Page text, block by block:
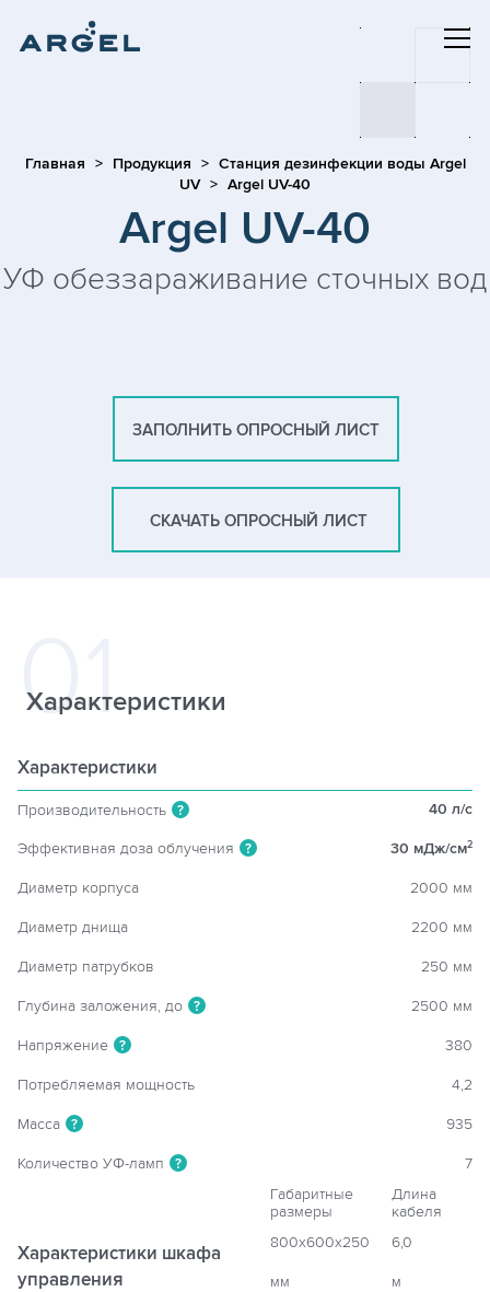
Главная Продукция
Станция дезинфекции воды Argel
UV
Argel UV-40
Argel UV-40
УФ обеззараживание сточных вод
ЗАПОЛНИТЬ ОПРОСНЫЙ ЛИСТ
СКАЧАТЬ ОПРОСНЫЙ ЛИСТ
Характеристики
Характеристики
Производительность ? 40 л/c
Эффективная доза облучения ? 30 мДж/см2
Диаметр корпуса 2000 мм
Диаметр днища 2200 мм
Диаметр патрубков 250 мм
Глубина заложения, до ? 2500 мм
Напряжение ? 380
Потребляемая мощность 4,2
Масса ? 935
Количество УФ-ламп ? 7
Характеристики шкафа
управления
Габаритные
размеры
Длина
кабеля
800x600x250
6,0
мм м